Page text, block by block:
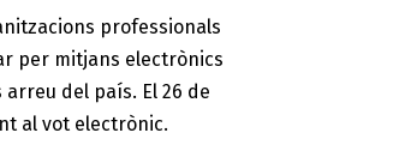
professionals
per mitjans electrònics
del país. El 26 de
al vot electrònic.